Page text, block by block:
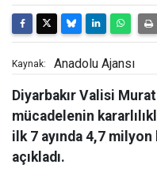
Kaynak: Anadolu Ajansı
Diyarbakır Valisi
mücadelenin
ilk 7 ayında 4,7
açıkladı.